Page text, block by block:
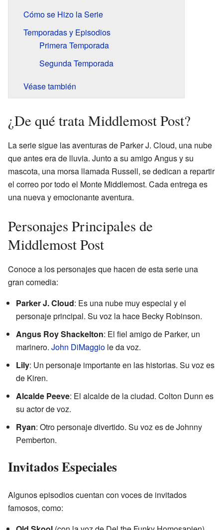
Cómo se Hizo la Serie
Temporadas y Episodios
Primera Temporada
Segunda Temporada
Véase también
¿De qué trata Middlemost Post?
La serie sigue las aventuras de Parker J. Cloud, una nube
que antes era de lluvia. Junto a su amigo Angus y su
mascota, una morsa llamada Russell, se dedican a repartir
el correo por todo el Monte Middlemost. Cada entrega es
una nueva y emocionante aventura.
Personajes Principales de
Middlemost Post
Conoce a los personajes que hacen de esta serie una
gran comedia:
Parker J. Cloud: Es una nube muy especial y el
personaje principal. Su voz la hace Becky Robinson.
Angus Roy Shackelton: El fiel amigo de Parker, un
marinero. John DiMaggio le da voz.
Lily: Un personaje importante en las historias. Su voz es
de Kiren.
Alcalde Peeve: El alcalde de la ciudad. Colton Dunn es
su actor de voz.
Ryan: Otro personaje divertido. Su voz es de Johnny
Pemberton.
Invitados Especiales
Algunos episodios cuentan con voces de invitados
famosos, como: